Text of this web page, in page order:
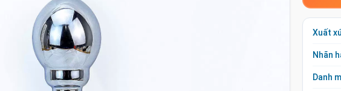
Xuất
Nhãn
Danh